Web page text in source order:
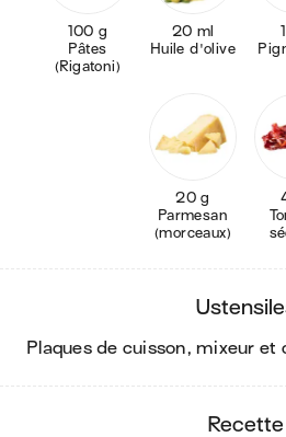
100 g
Pâtes
(Rigatoni)
20 ml
Huile d'olive
Pignons de
20 g
Parmesan
(morceaux)
Tomates
plaques de cuisson, mixeur et
recette